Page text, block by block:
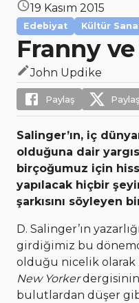
19 Kasım 2015
Edebiyat Kültür
Franny
John Updike
Paylaş Paylaş
Salinger’ın, iç
olduğuna dair
birçoğumuz için
yapılacak hiçbir
şarkısını söyleyen
D. Salinger’ın
girdiğimiz bu
olduğu nicelik
New Yorkerdergisinin
bulutlardan düşer